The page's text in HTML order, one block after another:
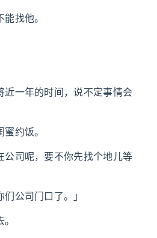
找他。
近一年的时间，说不定事情会
约饭。
公司呢，要不你先找个地儿等
们公司门口了。」